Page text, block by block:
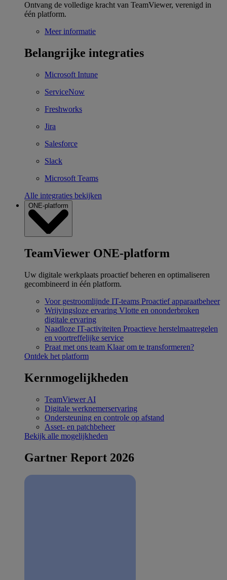
Ontvang de volledige kracht van TeamViewer, verenigd in
één platform.
Meer informatie
Belangrijke integraties
Microsoft Intune
ServiceNow
Freshworks
Jira
Salesforce
Slack
Microsoft Teams
Alle integraties bekijken
ONE-platform
TeamViewer ONE-platform
Uw digitale werkplaats proactief beheren en optimaliseren
gecombineerd in één platform.
Voor gestroomlijnde IT-teams Proactief apparaatbeheer
Wrijvingsloze ervaring Vlotte en ononderbroken
digitale ervaring
Naadloze IT-activiteiten Proactieve herstelmaatregelen
en voortreffelijke service
Praat met ons team Klaar om te transformeren?
Ontdek het platform
Kernmogelijkheden
TeamViewer AI
Digitale werknemerservaring
Ondersteuning en controle op afstand
Asset- en patchbeheer
Bekijk alle mogelijkheden
Gartner Report 2026